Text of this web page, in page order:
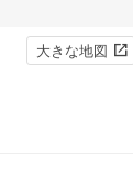
大きな地図